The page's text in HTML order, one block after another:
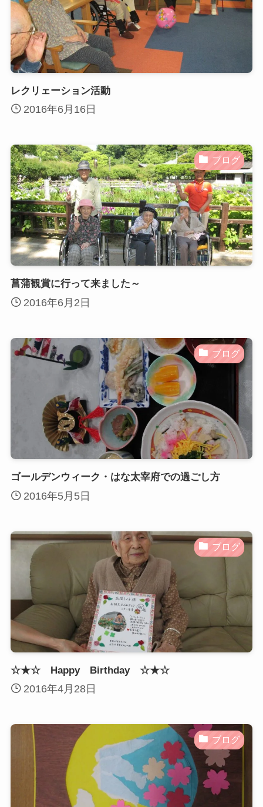
レクリェーション活動
2016年6月16日
ブログ
菖蒲観賞に行って来ました～
2016年6月2日
ブログ
ゴールデンウィーク・はな太宰府での過ごし方
2016年5月5日
ブログ
☆★☆ Happy Birthday ☆★☆
2016年4月28日
ブログ